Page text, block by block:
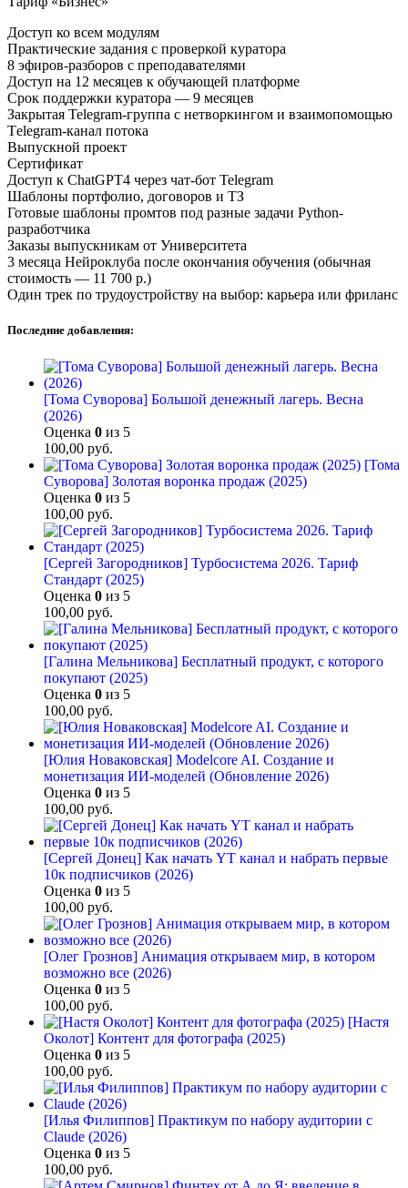
Доступ ко всем модулям
Практические задания с проверкой куратора
8 эфиров-разборов с преподавателями
Доступ на 12 месяцев к обучающей платформе
Срок поддержки куратора — 9 месяцев
Закрытая Telegram-группа с нетворкингом и взаимопомощью
Тelegram-канал потока
Выпускной проект
Сертификат
Доступ к ChatGPT4 через чат-бот Telegram
Шаблоны портфолио, договоров и ТЗ
Готовые шаблоны промтов под разные задачи Python-
разработчика
Заказы выпускникам от Университета
3 месяца Нейроклуба после окончания обучения (обычная
стоимость — 11 700 р.)
Один трек по трудоустройству на выбор: карьера или фриланс
Последние добавления:
[Тома Суворова] Большой денежный лагерь. Весна
(2026)
Оценка 0 из 5
100,00 руб.
[Тома
Суворова] Золотая воронка продаж (2025)
Оценка 0 из 5
100,00 руб.
[Сергей Загородников] Турбосистема 2026. Тариф
Стандарт (2025)
Оценка 0 из 5
100,00 руб.
[Галина Мельникова] Бесплатный продукт, с которого
покупают (2025)
Оценка 0 из 5
100,00 руб.
[Юлия Новаковская] Modelcore AI. Создание и
монетизация ИИ-моделей (Обновление 2026)
Оценка 0 из 5
100,00 руб.
[Сергей Донец] Как начать YT канал и набрать первые
10к подписчиков (2026)
Оценка 0 из 5
100,00 руб.
[Олег Грознов] Анимация открываем мир, в котором
возможно все (2026)
Оценка 0 из 5
100,00 руб.
[Настя
Околот] Контент для фотографа (2025)
Оценка 0 из 5
100,00 руб.
[Илья Филиппов] Практикум по набору аудитории с
Claude (2026)
Оценка 0 из 5
100,00 руб.